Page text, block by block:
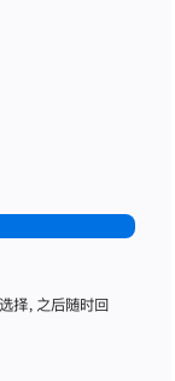
择，之后随时回